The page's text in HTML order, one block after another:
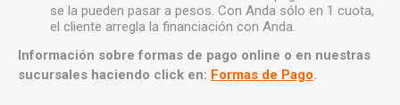
se la pueden pasar a pesos. Con Anda sólo en 1 cuota,
el cliente arregla la financiación con Anda.
Información sobre formas de pago online o en nuestras
sucursales haciendo click en: Formas de Pago.